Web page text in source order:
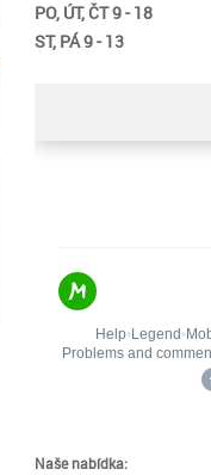
PO, ÚT, ČT 9 - 18
ST, PÁ 9 - 13
Naše nabídka: